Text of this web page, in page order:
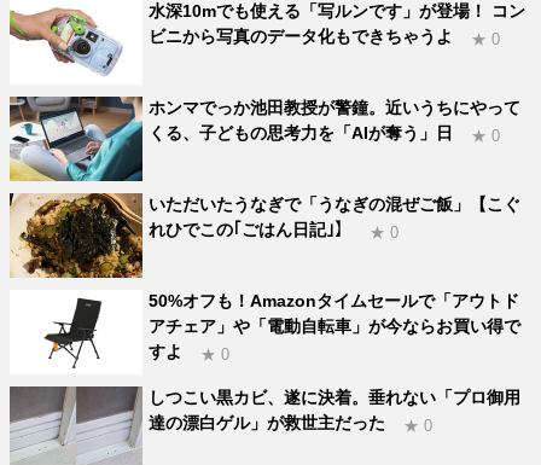
水深10mでも使える「写ルンです」が登場！ コン
ビニから写真のデータ化もできちゃうよ
★ 0
ホンマでっか池田教授が警鐘。近いうちにやって
くる、子どもの思考力を「AIが奪う」日
★ 0
いただいたうなぎで「うなぎの混ぜご飯」【こぐ
れひでこの｢ごはん日記｣】
★ 0
50%オフも！Amazonタイムセールで「アウトド
アチェア」や「電動自転車」が今ならお買い得で
すよ
★ 0
しつこい黒カビ、遂に決着。垂れない「プロ御用
達の漂白ゲル」が救世主だった
★ 0